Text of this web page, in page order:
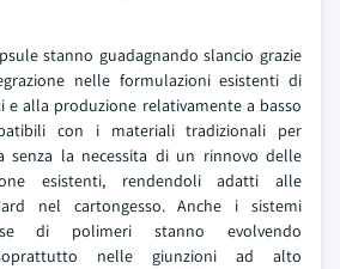
stanno guadagnando slancio grazie
nelle formulazioni esistenti di
alla produzione relativamente a basso
con i materiali tradizionali per
senza la necessita di un rinnovo delle
esistenti, rendendoli adatti alle
nel cartongesso. Anche i sistemi
di polimeri stanno evolvendo
nelle giunzioni ad alto